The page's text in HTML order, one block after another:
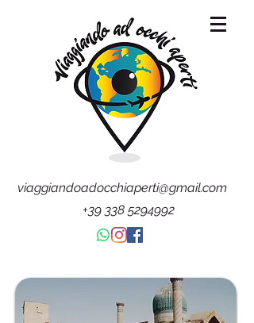
viaggiandoadocchiaperti@gmail.com
+39 338 5294992